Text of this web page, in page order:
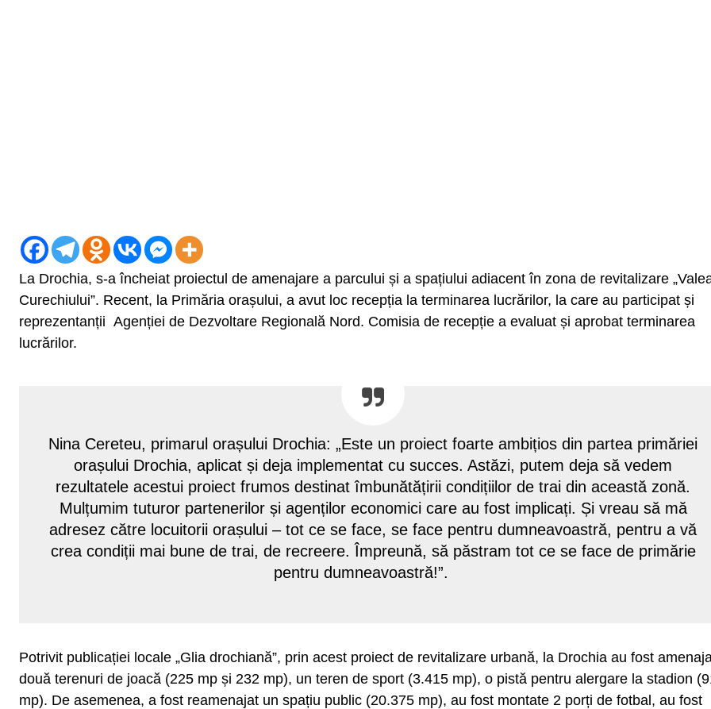
La Drochia, s-a încheiat proiectul de amenajare a parcului și a spațiului adiacent în zona de revitalizare
Curechiului”. Recent, la Primăria orașului, a avut loc recepția la terminarea lucrărilor, la care au participat și
reprezentanții Agenției de Dezvoltare Regională Nord. Comisia de recepție a evaluat și aprobat terminarea
lucrărilor.
Nina Cereteu, primarul orașului Drochia: „Este un proiect foarte ambițios din partea primăriei
orașului Drochia, aplicat și deja implementat cu succes. Astăzi, putem deja să vedem
rezultatele acestui proiect frumos destinat îmbunătățirii condițiilor de trai din această zonă.
Mulțumim tuturor partenerilor și agenților economici care au fost implicați. Și vreau să mă
adresez către locuitorii orașului – tot ce se face, se face pentru dumneavoastră, pentru a vă
crea condiții mai bune de trai, de recreere. Împreună, să păstram tot ce se face de primărie
pentru dumneavoastră!”.
Potrivit publicației locale „Glia drochiană”, prin acest proiect de revitalizare urbană, la Drochia au fost
două terenuri de joacă (225 mp și 232 mp), un teren de sport (3.415 mp), o pistă pentru alergare la stadion
mp). De asemenea, a fost reamenajat un spațiu public (20.375 mp), au fost montate 2 porți de fotbal, au fost